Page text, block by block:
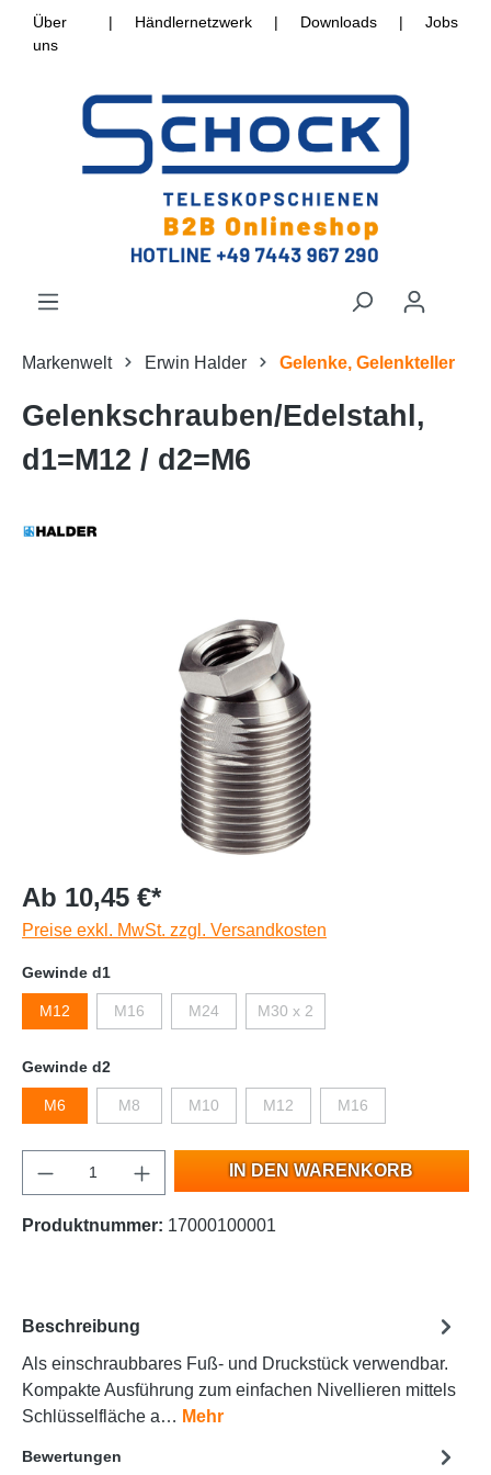
Über
uns
| Händlernetzwerk | Downloads | Jobs
Markenwelt Erwin Halder Gelenke, Gelenkteller
Gelenkschrauben/Edelstahl,
d1=M12 / d2=M6
Ab 10,45 €*
Preise exkl. MwSt. zzgl. Versandkosten
Gewinde d1
M12 M16 M24 M30 x 2
Gewinde d2
M6 M8 M10 M12 M16
IN DEN WARENKORB
Produktnummer: 17000100001
Beschreibung
Als einschraubbares Fuß- und Druckstück verwendbar.
Kompakte Ausführung zum einfachen Nivellieren mittels
Schlüsselfläche a… Mehr
Bewertungen